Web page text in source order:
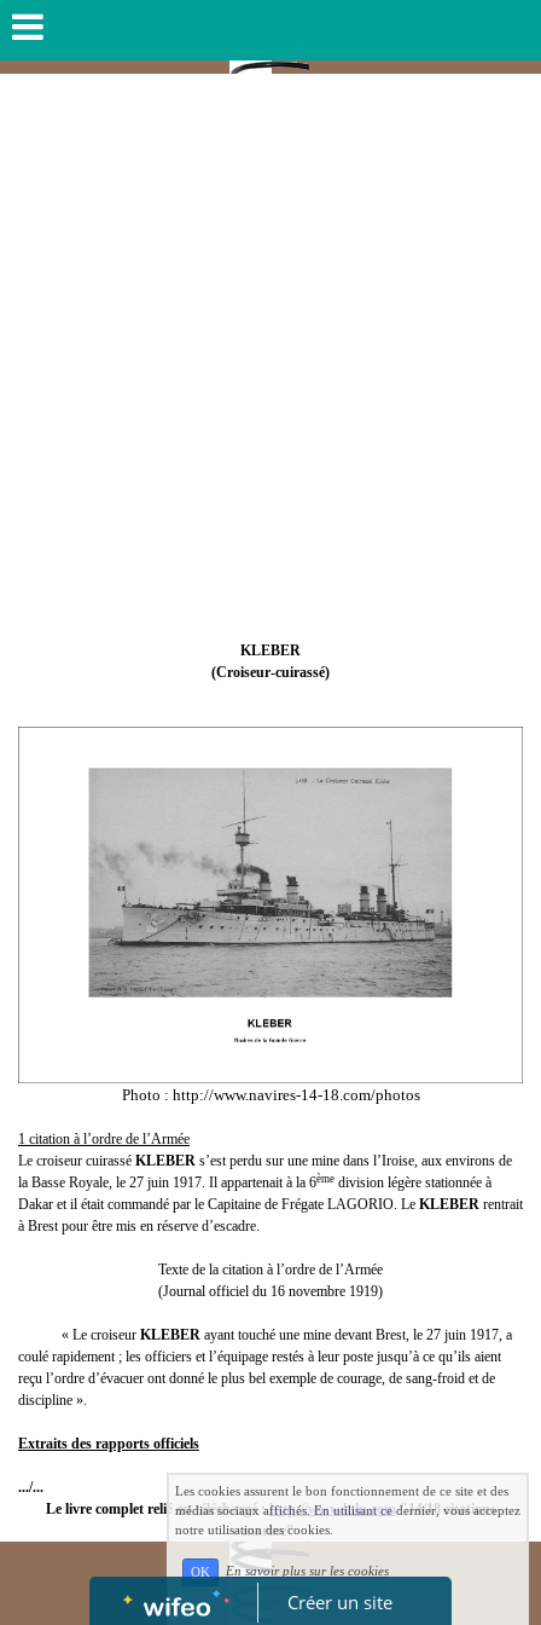
KLEBER
(Croiseur-cuirassé)
Photo : http://www.navires-14-18.com/photos
1 citation à l’ordre de l’Armée
Le croiseur cuirassé KLEBER s’est perdu sur une mine dans l’Iroise, aux environs de
la Basse Royale, le 27 juin 1917. Il appartenait à la 6ème division légère stationnée à
Dakar et il était commandé par le Capitaine de Frégate LAGORIO. Le KLEBER rentrait
à Brest pour être mis en réserve d’escadre.
Texte de la citation à l’ordre de l’Armée
(Journal officiel du 16 novembre 1919)
« Le croiseur KLEBER ayant touché une mine devant Brest, le 27 juin 1917, a
coulé rapidement ; les officiers et l’équipage restés à leur poste jusqu’à ce qu’ils aient
reçu l’ordre d’évacuer ont donné le plus bel exemple de courage, de sang-froid et de
discipline ».
Extraits des rapports officiels
.../...
Le livre complet relié ou téléchargé :http://www.lulu.com"14/18 citations
marine"
Créer un site
Les cookies assurent le bon fonctionnement de ce site et des
médias sociaux affichés. En utilisant ce dernier, vous acceptez
notre utilisation des cookies.
OK En savoir plus sur les cookies